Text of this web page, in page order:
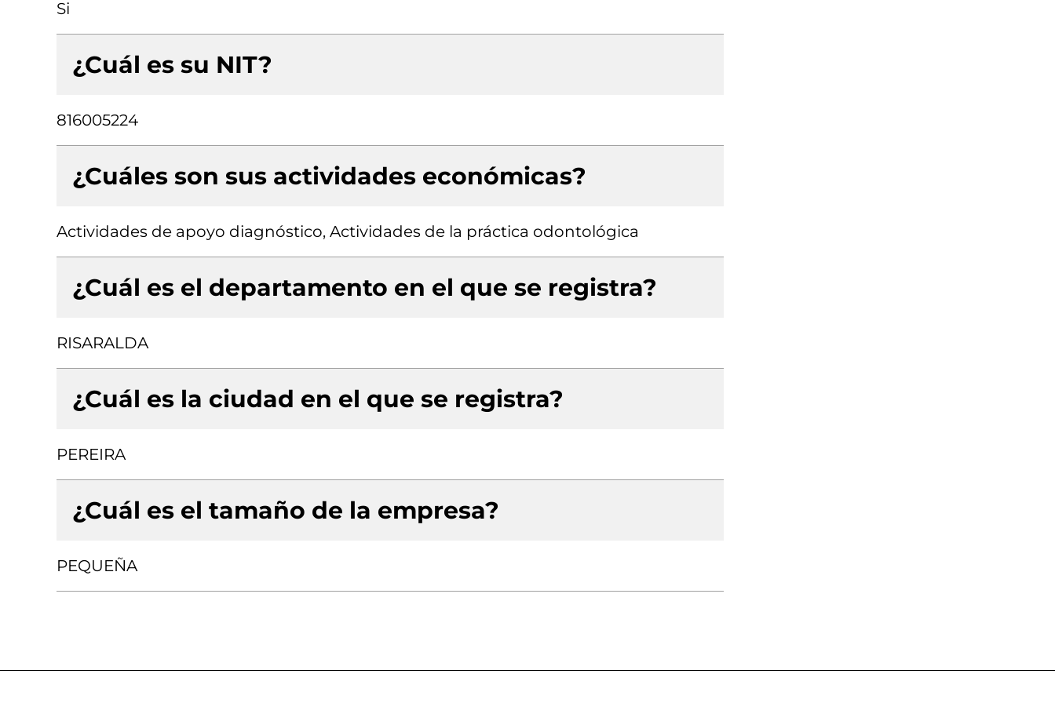
Si
¿Cuál es su NIT?
816005224
¿Cuáles son sus actividades económicas?
Actividades de apoyo diagnóstico, Actividades de la práctica odontológica
¿Cuál es el departamento en el que se registra?
RISARALDA
¿Cuál es la ciudad en el que se registra?
PEREIRA
¿Cuál es el tamaño de la empresa?
PEQUEÑA